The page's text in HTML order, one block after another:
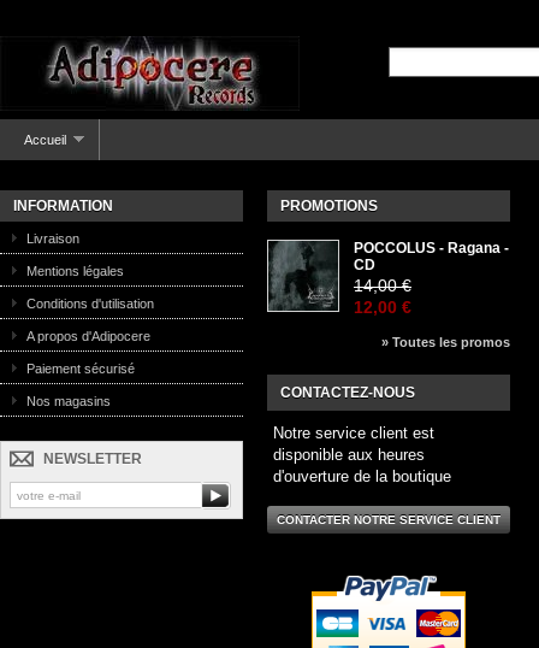
Accueil
INFORMATION
Livraison
Mentions légales
Conditions d'utilisation
A propos d'Adipocere
Paiement sécurisé
Nos magasins
NEWSLETTER
PROMOTIONS
POCCOLUS - Ragana -
CD
14,00 €
12,00 €
» Toutes les promos
CONTACTEZ-NOUS
Notre service client est
disponible aux heures
d'ouverture de la boutique
CONTACTER NOTRE SERVICE CLIENT